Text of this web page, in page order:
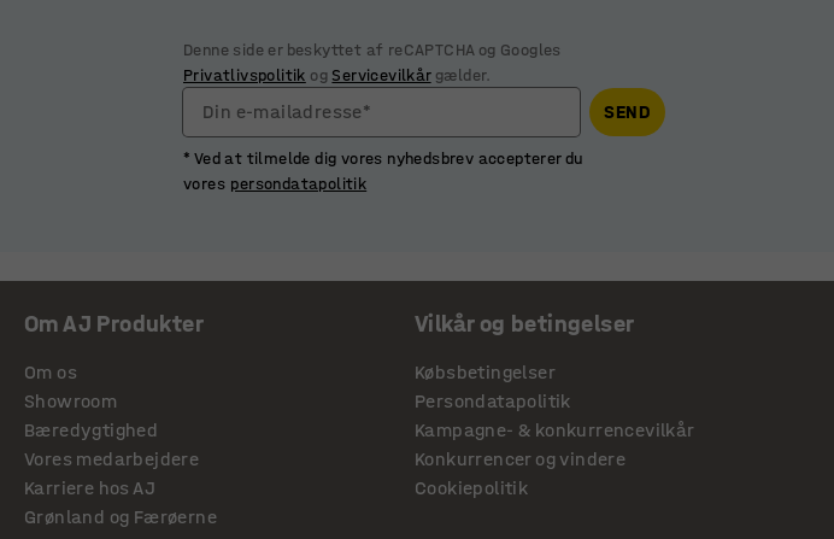
Denne side er beskyttet af reCAPTCHA og Googles
Privatlivspolitik og Servicevilkårgælder.
Din e-mailadresse* SEND
* Ved at tilmelde dig vores nyhedsbrev accepterer du
vores persondatapolitik
Om AJ Produkter
Om os
Showroom
Bæredygtighed
Vores medarbejdere
Karriere hos AJ
Grønland og Færøerne
Vilkår og betingelser
Købsbetingelser
Persondatapolitik
Kampagne- & konkurrencevilkår
Konkurrencer og vindere
Cookiepolitik